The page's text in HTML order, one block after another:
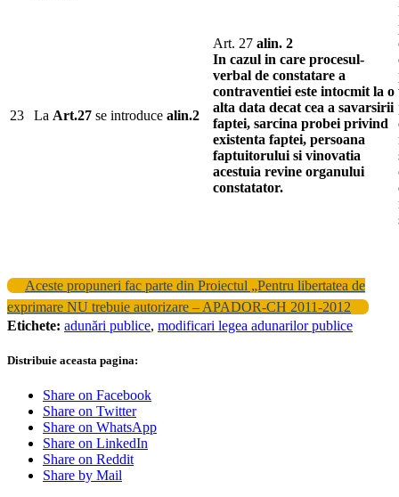
23 La Art.27 se introduce alin.2
Art. 27 alin. 2
In cazul in care procesul-
verbal de constatare a
contraventiei este intocmit la o
alta data decat cea a savarsirii
faptei, sarcina probei privind
existenta faptei, persoana
faptuitorului si vinovatia
acestuia revine organului
constatator.
Aceste propuneri fac parte din Proiectul „Pentru libertatea de
exprimare NU trebuie autorizare – APADOR-CH 2011-2012
Etichete: adunări publice, modificari legea adunarilor publice
Distribuie aceasta pagina:
Share on Facebook
Share on Twitter
Share on WhatsApp
Share on LinkedIn
Share on Reddit
Share by Mail